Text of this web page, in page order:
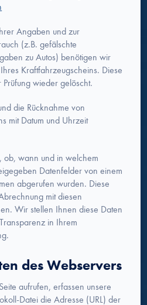
Angaben und zur
(z.B. gefälschte
zu Autos) benötigen wir
Kraftfahrzeugscheins. Diese
wieder gelöscht.
die Rücknahme von
mit Datum und Uhrzeit
ob, wann und in welchem
Datenfelder von einem
abgerufen wurden. Diese
mit diesen
Wir stellen Ihnen diese Daten
in Ihrem
des Webservers
aufrufen, erfassen unsere
Datei die Adresse (URL) der